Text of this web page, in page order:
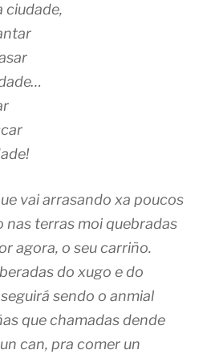
ciudade,
vai arrasando xa poucos
nas terras moi quebradas
agora, o seu carriño.
do xugo e do
sendo o anmial
que chamadas dende
can, pra comer un